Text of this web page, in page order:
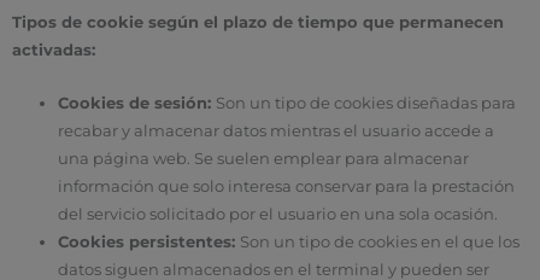
Tipos de cookie según el plazo de tiempo que permanecen
activadas:
Cookies de sesión: Son un tipo de cookies diseñadas para
recabar y almacenar datos mientras el usuario accede a
una página web. Se suelen emplear para almacenar
información que solo interesa conservar para la prestación
del servicio solicitado por el usuario en una sola ocasión.
Cookies persistentes: Son un tipo de cookies en el que los
datos siguen almacenados en el terminal y pueden ser